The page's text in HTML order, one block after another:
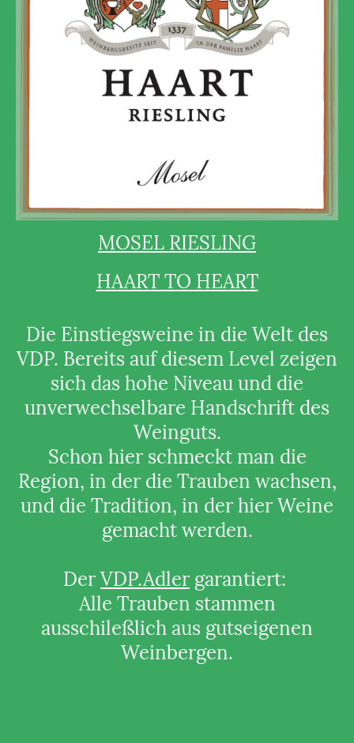
MOSEL RIESLING
HAART TO HEART
Die Einstiegsweine in die Welt des
VDP. Bereits auf diesem Level zeigen
sich das hohe Niveau und die
unverwechselbare Handschrift des
Weinguts.
Schon hier schmeckt man die
Region, in der die Trauben wachsen,
und die Tradition, in der hier Weine
gemacht werden.
DerVDP.Adler garantiert:
Alle Trauben stammen
ausschileßlich aus gutseigenen
Weinbergen.